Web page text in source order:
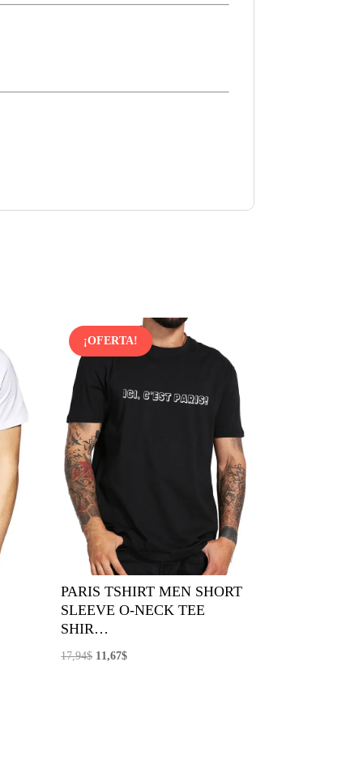
¡OFERTA!
PARIS TSHIRT MEN SHORT
SLEEVE O-NECK TEE
SHIR…
17,94$ El
11,67$El